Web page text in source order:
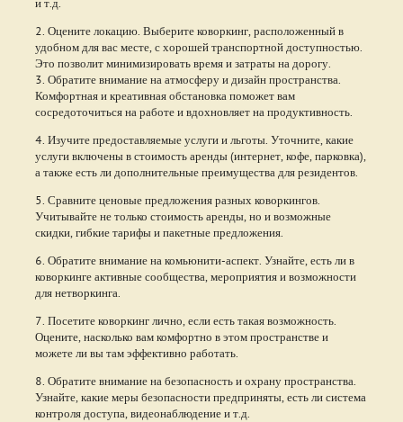
2. Оцените локацию. Выберите коворкинг, расположенный в
удобном для вас месте, с хорошей транспортной доступностью.
Это позволит минимизировать время и затраты на дорогу.
3. Обратите внимание на атмосферу и дизайн пространства.
Комфортная и креативная обстановка поможет вам
сосредоточиться на работе и вдохновляет на продуктивность.
4. Изучите предоставляемые услуги и льготы. Уточните, какие
услуги включены в стоимость аренды (интернет, кофе, парковка),
а также есть ли дополнительные преимущества для резидентов.
5. Сравните ценовые предложения разных коворкингов.
Учитывайте не только стоимость аренды, но и возможные
скидки, гибкие тарифы и пакетные предложения.
6. Обратите внимание на комьюнити-аспект. Узнайте, есть ли в
коворкинге активные сообщества, мероприятия и возможности
для нетворкинга.
7. Посетите коворкинг лично, если есть такая возможность.
Оцените, насколько вам комфортно в этом пространстве и
можете ли вы там эффективно работать.
8. Обратите внимание на безопасность и охрану пространства.
Узнайте, какие меры безопасности предприняты, есть ли система
контроля доступа, видеонаблюдение и т.д.